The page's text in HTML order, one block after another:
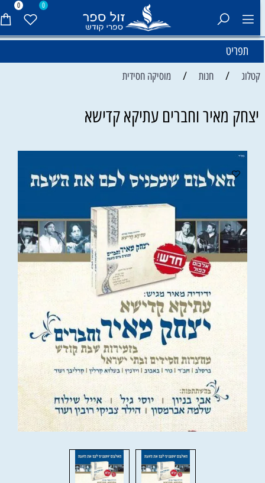
0 0
תפריט
קטלוג / חנות / מוסיקה חסידית
יצחק מאיר וחברים עתיקא קדישא